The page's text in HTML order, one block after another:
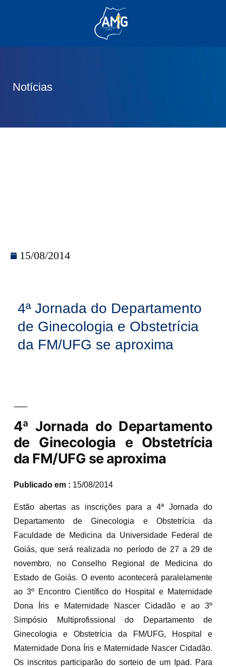
Notícias
15/08/2014
4ª Jornada do Departamento
de Ginecologia e Obstetrícia
da FM/UFG se aproxima
4ª Jornada do Departamento
de Ginecologia e Obstetrícia
da FM/UFG se aproxima
Publicado em : 15/08/2014
Estão abertas as inscrições para a 4ª Jornada do
Departamento de Ginecologia e Obstetrícia da
Faculdade de Medicina da Universidade Federal de
Goiás, que será realizada no período de 27 a 29 de
novembro, no Conselho Regional de Medicina do
Estado de Goiás. O evento acontecerá paralelamente
ao 3º Encontro Científico do Hospital e Maternidade
Dona Íris e Maternidade Nascer Cidadão e ao 3º
Simpósio Multiprofissional do Departamento de
Ginecologia e Obstetrícia da FM/UFG, Hospital e
Maternidade Dona Íris e Maternidade Nascer Cidadão.
Os inscritos participarão do sorteio de um Ipad. Para